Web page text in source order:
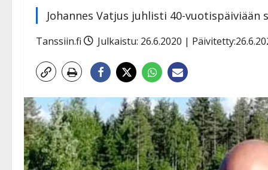
Johannes Vatjus juhlisti 40-
Tanssiin.fi Julkaistu: 26.6.2020 |